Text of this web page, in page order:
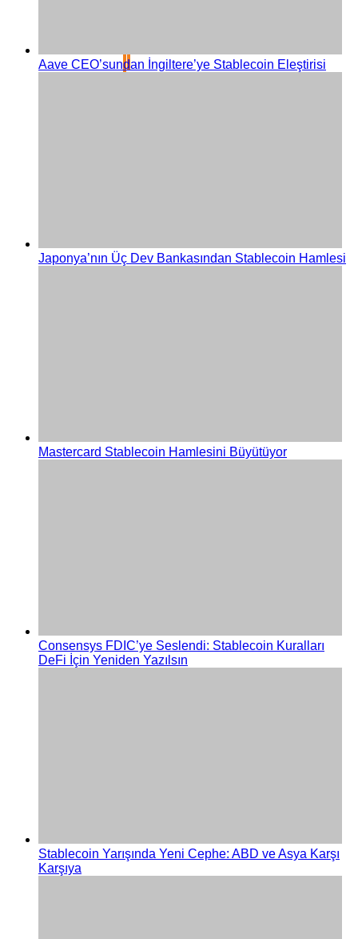
Aave CEO’sundan İngiltere’ye Stablecoin Eleştirisi
Japonya’nın Üç Dev Bankasından Stablecoin Hamlesi
Mastercard Stablecoin Hamlesini Büyütüyor
Consensys FDIC’ye Seslendi: Stablecoin Kuralları
DeFi İçin Yeniden Yazılsın
Stablecoin Yarışında Yeni Cephe: ABD ve Asya Karşı
Karşıya